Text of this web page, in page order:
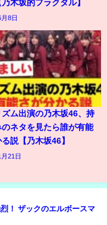
木坂的フラクタル】
8日
ズム出演の乃木坂46、持
のネタを見たら誰が有能
説【乃木坂46】
21日
！ ザックのエルボースマ